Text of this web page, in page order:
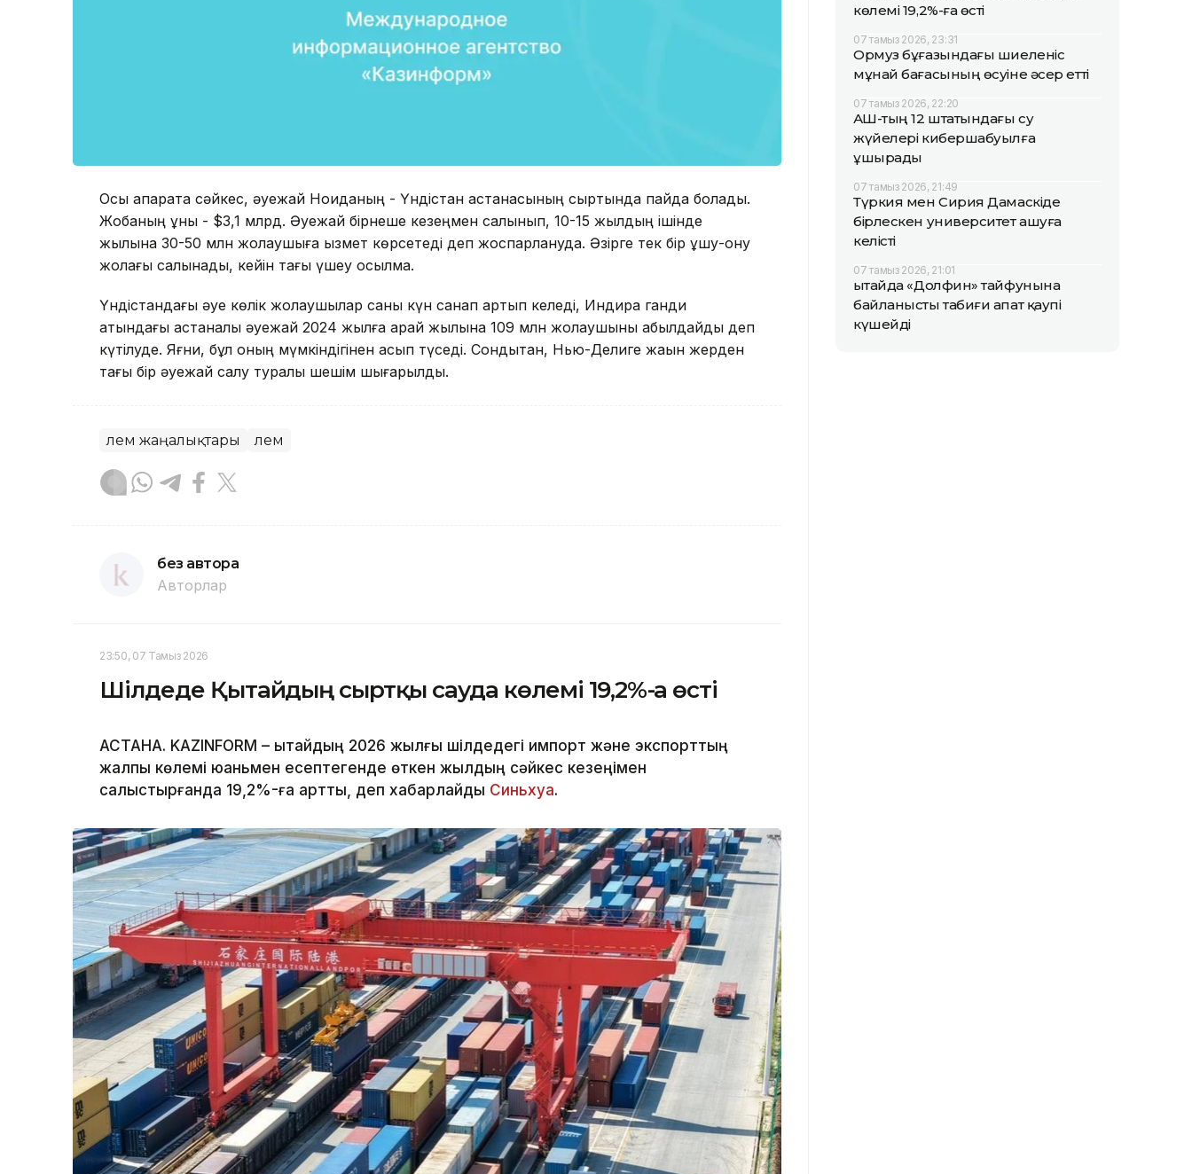
Осы ақпаратқа сәйкес, әуежай Ноиданың - Үндістан астанасының сыртында пайда болады.
Жобаның құны - $3,1 млрд. Әуежай бірнеше кезеңмен салынып, 10-15 жылдың ішінде
жылына 30-50 млн жолаушыға қызмет көрсетеді деп жоспарлануда. Әзірге тек бір ұшу-қону
жолағы салынады, кейін тағы үшеу қосылмақ.
Үндістандағы әуе көлік жолаушылар саны күн санап артып келеді, Индира ганди
атындағы астаналық әуежай 2024 жылға қарай жылына 109 млн жолаушыны қабылдайды деп
күтілуде. Яғни, бұл оның мүмкіндігінен асып түседі. Сондықтан, Нью-Делиге жақын жерден
тағы бір әуежай салу туралы шешім шығарылды.
Әлем жаңалықтары Әлем
без автора
Авторлар
23:50, 07 Тамыз 2026
Шілдеде Қытайдың сыртқы сауда көлемі 19,2%-ға өсті
АСТАНА. KAZINFORM – Қытайдың 2026 жылғы шілдедегі импорт және экспорттың
жалпы көлемі юаньмен есептегенде өткен жылдың сәйкес кезеңімен
салыстырғанда 19,2%-ға артты, деп хабарлайды Синьхуа.
көлемі 19,2%-ға өсті
07 тамыз 2026, 23:31
Ормуз бұғазындағы шиеленіс
мұнай бағасының өсуіне әсер етті
07 тамыз 2026, 22:20
АҚШ-тың 12 штатындағы су
жүйелері кибершабуылға
ұшырады
07 тамыз 2026, 21:49
Түркия мен Сирия Дамаскіде
бірлескен университет ашуға
келісті
07 тамыз 2026, 21:01
Қытайда «Долфин» тайфунына
байланысты табиғи апат қаупі
күшейді